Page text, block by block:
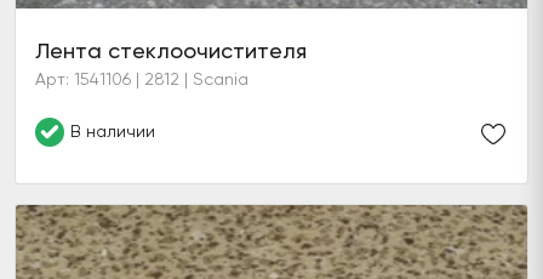
Лента стеклоочистителя
Арт: 1541106 | 2812 | Scania
В наличии